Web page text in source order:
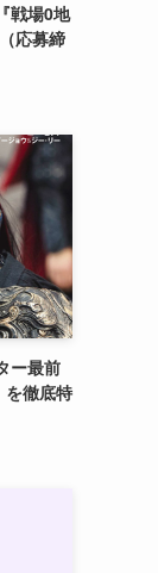
戦場0地
応募締
ー最前
徹底特